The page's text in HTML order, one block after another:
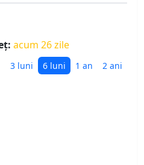
acum 26 zile
3 luni 6 luni 1 an 2 ani